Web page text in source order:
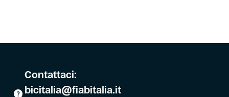
Contattaci:
bicitalia@fiabitalia.it